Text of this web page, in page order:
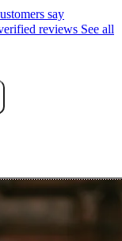
say
reviews See all